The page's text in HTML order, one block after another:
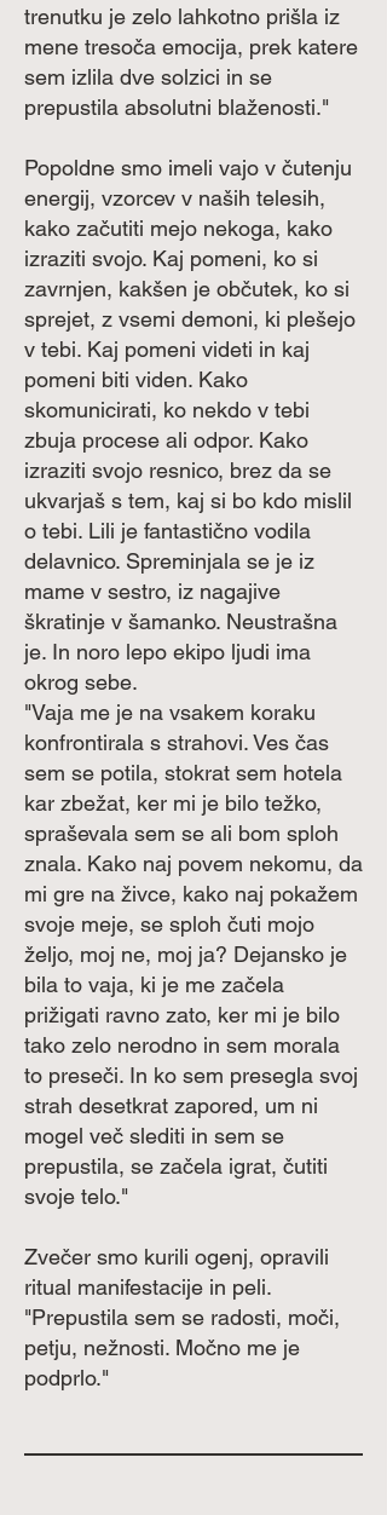
trenutku je zelo lahkotno prišla iz
mene tresoča emocija, prek katere
sem izlila dve solzici in se
prepustila absolutni blaženosti."
Popoldne smo imeli vajo v čutenju
energij, vzorcev v naših telesih,
kako začutiti mejo nekoga, kako
izraziti svojo. Kaj pomeni, ko si
zavrnjen, kakšen je občutek, ko si
sprejet, z vsemi demoni, ki plešejo
v tebi. Kaj pomeni videti in kaj
pomeni biti viden. Kako
skomunicirati, ko nekdo v tebi
zbuja procese ali odpor. Kako
izraziti svojo resnico, brez da se
ukvarjaš s tem, kaj si bo kdo mislil
o tebi. Lili je fantastično vodila
delavnico. Spreminjala se je iz
mame v sestro, iz nagajive
škratinje v šamanko. Neustrašna
je. In noro lepo ekipo ljudi ima
okrog sebe.
"Vaja me je na vsakem koraku
konfrontirala s strahovi. Ves čas
sem se potila, stokrat sem hotela
kar zbežat, ker mi je bilo težko,
spraševala sem se ali bom sploh
znala. Kako naj povem nekomu, da
mi gre na živce, kako naj pokažem
svoje meje, se sploh čuti mojo
željo, moj ne, moj ja? Dejansko je
bila to vaja, ki je me začela
prižigati ravno zato, ker mi je bilo
tako zelo nerodno in sem morala
to preseči. In ko sem presegla svoj
strah desetkrat zapored, um ni
mogel več slediti in sem se
prepustila, se začela igrat, čutiti
svoje telo."
Zvečer smo kurili ogenj, opravili
ritual manifestacije in peli.
"Prepustila sem se radosti, moči,
petju, nežnosti. Močno me je
podprlo."